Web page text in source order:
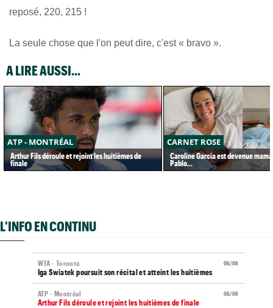
reposé, 220, 215 !
La seule chose que l'on peut dire, c'est « bravo ».
A LIRE AUSSI...
ATP - MONTRÉAL
Arthur Fils déroule et rejoint les huitièmes de
finale
CARNET ROSE
Caroline Garcia est devenue
Pablo...
L'INFO EN CONTINU
06/08
WTA - Toronto
Iga Swiatek poursuit son récital et atteint les huitièmes
06/08
ATP - Montréal
Arthur Fils déroule et rejoint les huitièmes de finale